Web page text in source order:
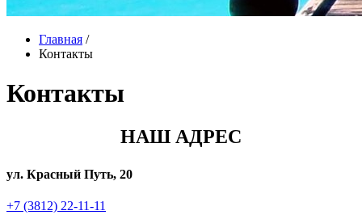
Главная /
Контакты
Контакты
НАШ АДРЕС
ул. Красный Путь, 20
+7 (3812) 22-11-11